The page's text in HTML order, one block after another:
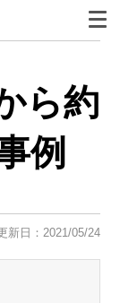
ら約
例
新日：2021/05/24